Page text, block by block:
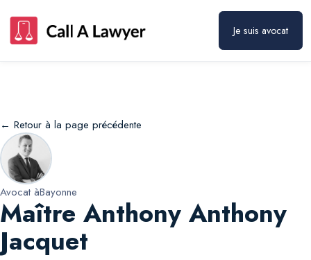
Je suis avocat
← Retour à la page précédente
Avocat àBayonne
Maître Anthony Anthony
Jacquet